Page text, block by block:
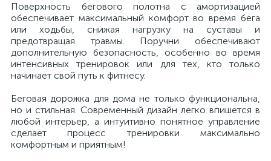
Поверхность бегового полотна с амортизацией
обеспечивает максимальный комфорт во время бега
или ходьбы, снижая нагрузку на суставы и
предотвращая травмы. Поручни обеспечивают
дополнительную безопасность, особенно во время
интенсивных тренировок или для тех, кто только
начинает свой путь к фитнесу.
Беговая дорожка для дома не только функциональна,
но и стильная. Современный дизайн легко впишется в
любой интерьер, а интуитивно понятное управление
сделает процесс тренировки максимально
комфортным и приятным!